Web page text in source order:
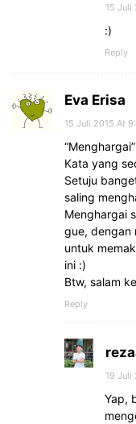
15 Juli
:)
Reply
Eva Erisa
15 Juli 2015 At
“Menghargai”
Kata yang
Setuju
saling
Menghargai
gue, dengan
untuk
ini :)
Btw, salam
Reply
19 Juli
Yap,